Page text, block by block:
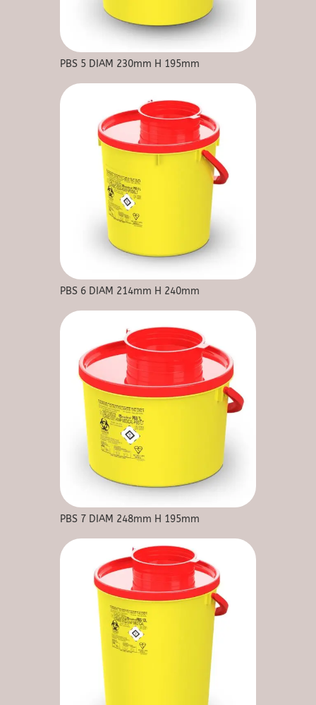
PBS 5 DIAM 230mm H 195mm
PBS 6 DIAM 214mm H 240mm
PBS 7 DIAM 248mm H 195mm